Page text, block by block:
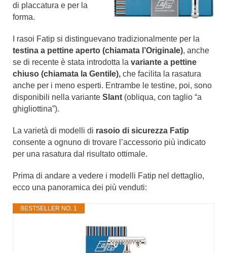
di placcatura e per la
forma.
I rasoi Fatip si distinguevano tradizionalmente per la
testina a pettine aperto (chiamata l’Originale), anche
se di recente è stata introdotta la variante a pettine
chiuso (chiamata la Gentile), che facilita la rasatura
anche per i meno esperti. Entrambe le testine, poi, sono
disponibili nella variante Slant (obliqua, con taglio “a
ghigliottina”).
La varietà di modelli di rasoio di sicurezza Fatip
consente a ognuno di trovare l’accessorio più indicato
per una rasatura dal risultato ottimale.
Prima di andare a vedere i modelli Fatip nel dettaglio,
ecco una panoramica dei più venduti:
BESTSELLER NO. 1